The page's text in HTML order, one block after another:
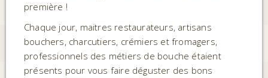
première !
Chaque jour, maitres restaurateurs, artisans
bouchers, charcutiers, crémiers et fromagers,
professionnels des métiers de bouche étaient
présents pour vous faire déguster des bons